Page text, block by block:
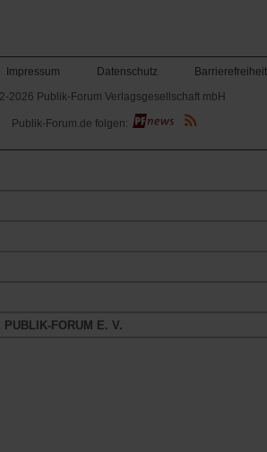
Impressum Datenschutz
Barrierefreiheit
2026 Publik-Forum Verlagsgesellschaft mbH
(Öffnet
in
neuen
Publik-Forum.de folgen:
PUBLIK-FORUM E. V.